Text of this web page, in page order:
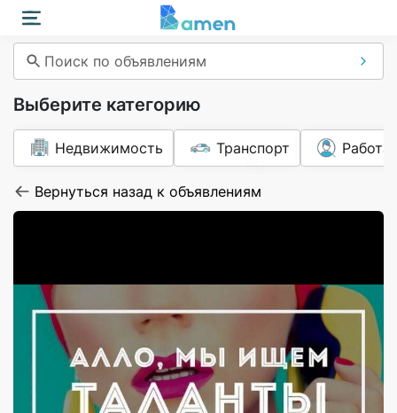
Поиск по объявлениям
Выберите категорию
Недвижимость Транспорт Работа
Вернуться назад к объявлениям